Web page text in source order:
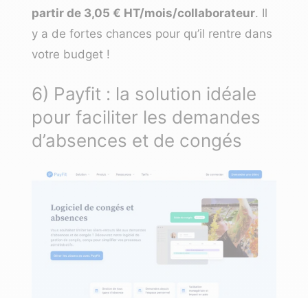
partir de 3,05 € HT/mois/collaborateur. Il
y a de fortes chances pour qu’il rentre dans
votre budget !
6) Payfit : la solution idéale
pour faciliter les demandes
d’absences et de congés